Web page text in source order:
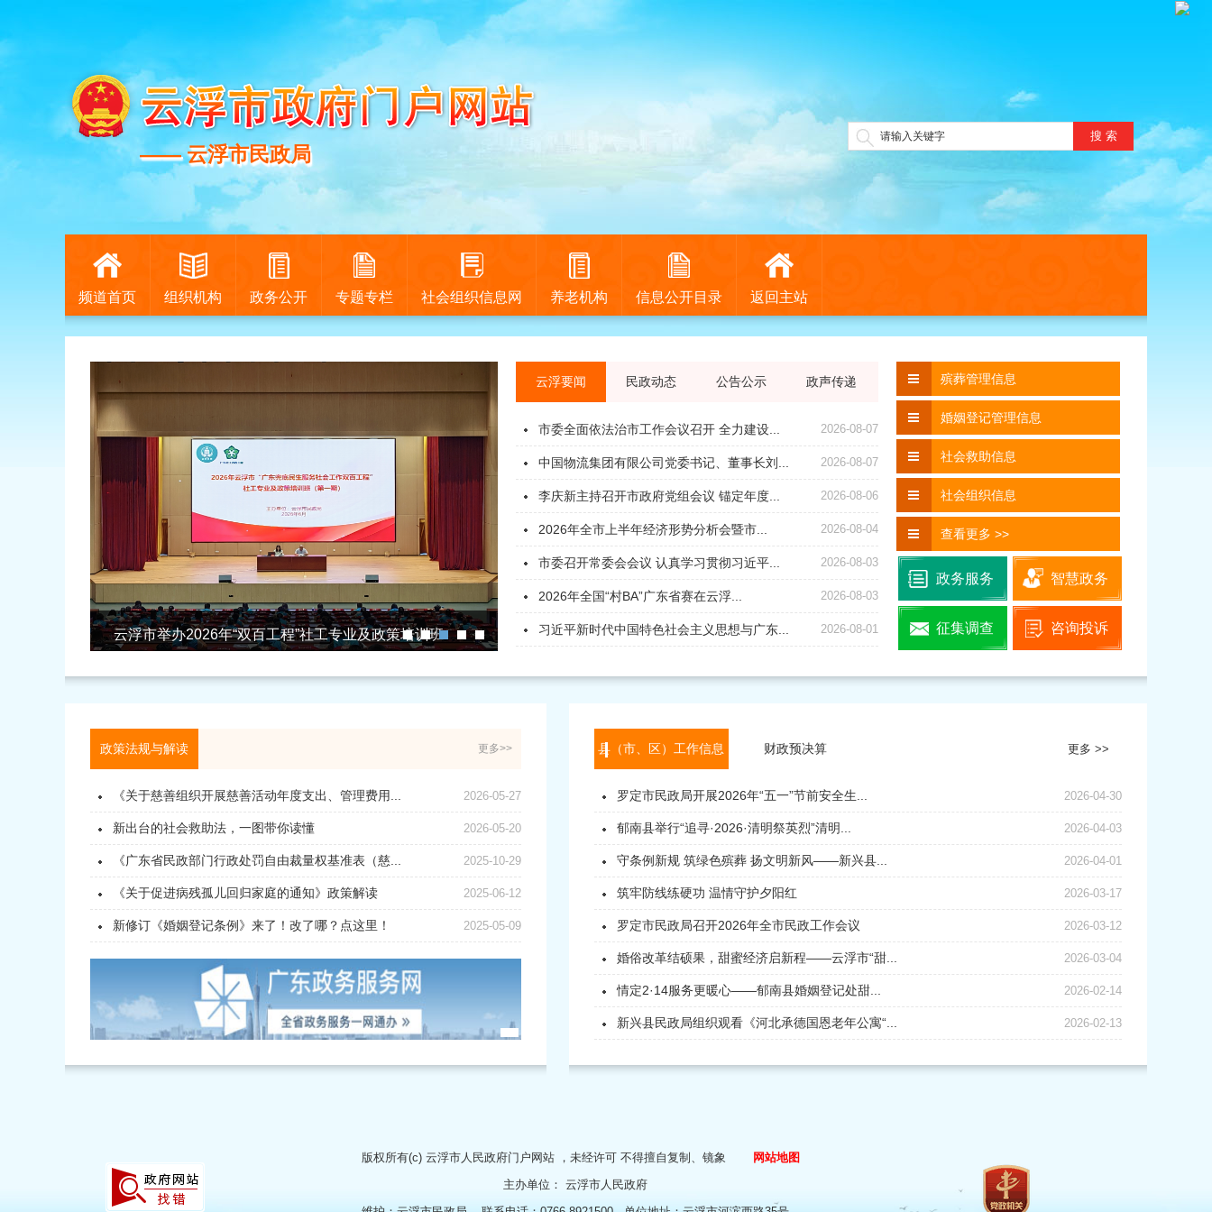
—— 云浮市民政局
—— 云浮市民政局
搜 索
频道首页 组织机构 政务公开 专题专栏 社会组织信息网 养老机构 信息公开目录 返回主站
云浮市举办2026年“双百工程”社工专业及政策培训班
云浮市开展《云浮市居家社区养老服务条例（草案）》起草
工作专题调研
云浮要闻 民政动态 公告公示 政声传递
2026-08-07
市委全面依法治市工作会议召开 全力建设...
2026-08-07
中国物流集团有限公司党委书记、董事长刘...
2026-08-06
李庆新主持召开市政府党组会议 锚定年度...
2026-08-04
2026年全市上半年经济形势分析会暨市...
2026-08-03
市委召开常委会会议 认真学习贯彻习近平...
2026-08-03
2026年全国“村BA”广东省赛在云浮...
2026-08-01
习近平新时代中国特色社会主义思想与广东...
殡葬管理信息
婚姻登记管理信息
社会救助信息
社会组织信息
查看更多 >>
政务服务 智慧政务
征集调查 咨询投诉
政策法规与解读 更多>>
2026-05-27
《关于慈善组织开展慈善活动年度支出、管理费用...
2026-05-20
新出台的社会救助法，一图带你读懂
2025-10-29
《广东省民政部门行政处罚自由裁量权基准表（慈...
2025-06-12
《关于促进病残孤儿回归家庭的通知》政策解读
2025-05-09
新修订《婚姻登记条例》来了！改了哪？点这里！
县（市、区）工作信息 财政预决算 更多 >>
2026-04-30
罗定市民政局开展2026年“五一”节前安全生...
2026-04-03
郁南县举行“追寻·2026·清明祭英烈”清明...
2026-04-01
守条例新规 筑绿色殡葬 扬文明新风——新兴县...
2026-03-17
筑牢防线练硬功 温情守护夕阳红
2026-03-12
罗定市民政局召开2026年全市民政工作会议
2026-03-04
婚俗改革结硕果，甜蜜经济启新程——云浮市“甜...
2026-02-14
情定2·14服务更暖心——郁南县婚姻登记处甜...
2026-02-13
新兴县民政局组织观看《河北承德国恩老年公寓“...
版权所有(c) 云浮市人民政府门户网站 ，未经许可 不得擅自复制、镜象
网站地图
主办单位： 云浮市人民政府